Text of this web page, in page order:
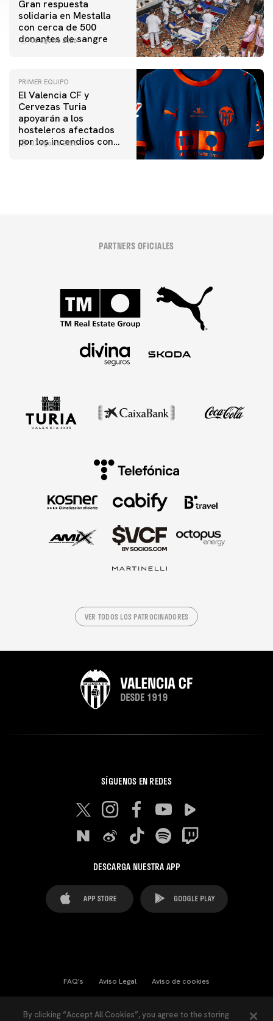
Gran respuesta
solidaria en Mestalla
con cerca de 500
donantes de sangre
06 agosto 2026
PRIMER EQUIPO
El Valencia CF y
Cervezas Turia
apoyarán a los
hosteleros afectados
por los incendios con
07 agosto 2026
PARTNERS OFICIALES
VER TODOS LOS PATROCINADORES
SÍGUENOS EN REDES
DESCARGA NUESTRA APP
FAQ's Aviso Legal Aviso de cookies
By clicking “Accept All Cookies”, you agree to the storing